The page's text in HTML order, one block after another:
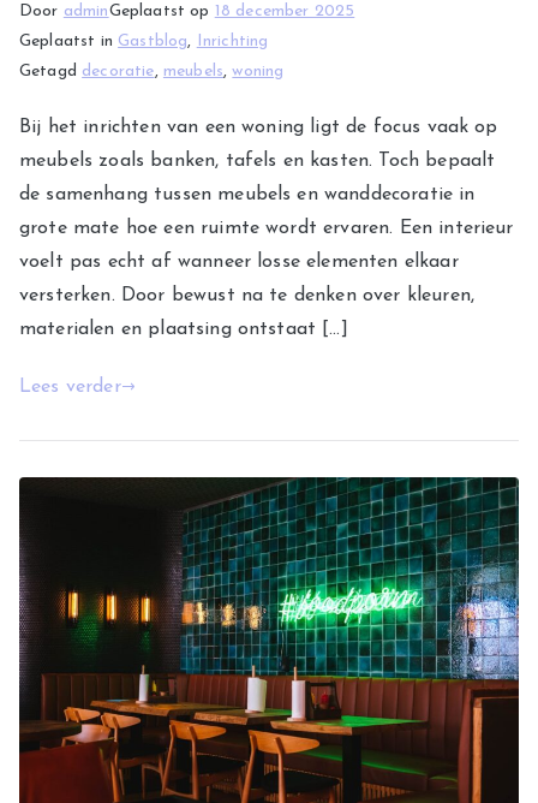
Door adminGeplaatst op 18 december 2025
Geplaatst in Gastblog,
Inrichting
Getagd decoratie, meubels,woning
Bij het inrichten van een woning ligt de focus vaak op
meubels zoals banken, tafels en kasten. Toch bepaalt
de samenhang tussen meubels en wanddecoratie in
grote mate hoe een ruimte wordt ervaren. Een interieur
voelt pas echt af wanneer losse elementen elkaar
versterken. Door bewust na te denken over kleuren,
materialen en plaatsing ontstaat […]
Lees verder